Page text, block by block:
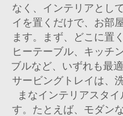
なく、インテリアとし
イを置くだけで、お部
ます。まず、どこに置
ヒーテーブル、キッチ
ブルなど、いずれも最
サービングトレイは、
まなインテリアスタ
す。たとえば、モダン